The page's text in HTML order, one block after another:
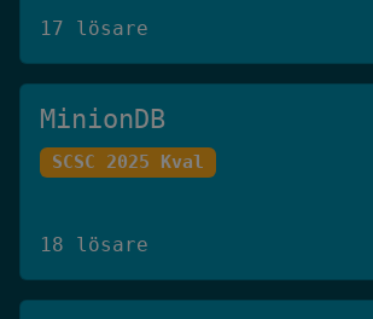
17 lösare
MinionDB
SCSC 2025 Kval
18 lösare